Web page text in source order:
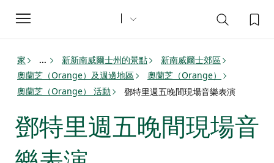
Toggle
navigation
家 ... 新新南威爾士州的景點
新南威爾士郊區
奧蘭芝（Orange）及週邊地區
奧蘭芝（Orange）
奧蘭芝（Orange） 活動
鄧特里週五晚間現場音樂表演
鄧特里週五晚間現場音